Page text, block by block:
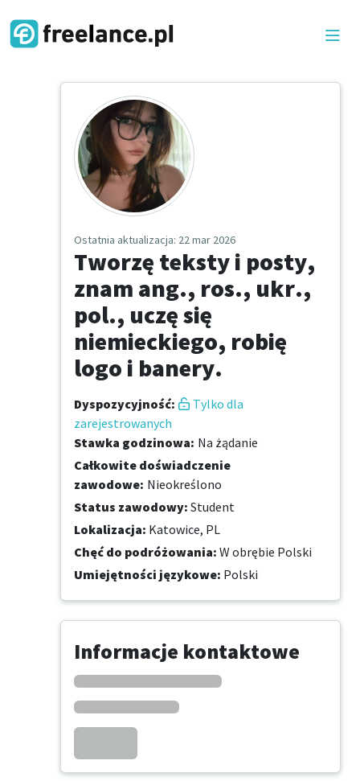
Ostatnia aktualizacja: 22 mar 2026
Tworzę teksty i posty,
znam ang., ros., ukr.,
pol., uczę się
niemieckiego, robię
logo i banery.
Dyspozycyjność:
Tylko dla
zarejestrowanych
Stawka godzinowa: Na żądanie
Całkowite doświadczenie
zawodowe: Nieokreślono
Status zawodowy: Student
Lokalizacja: Katowice, PL
Chęć do podróżowania: W obrębie Polski
Umiejętności językowe: Polski
Informacje kontaktowe